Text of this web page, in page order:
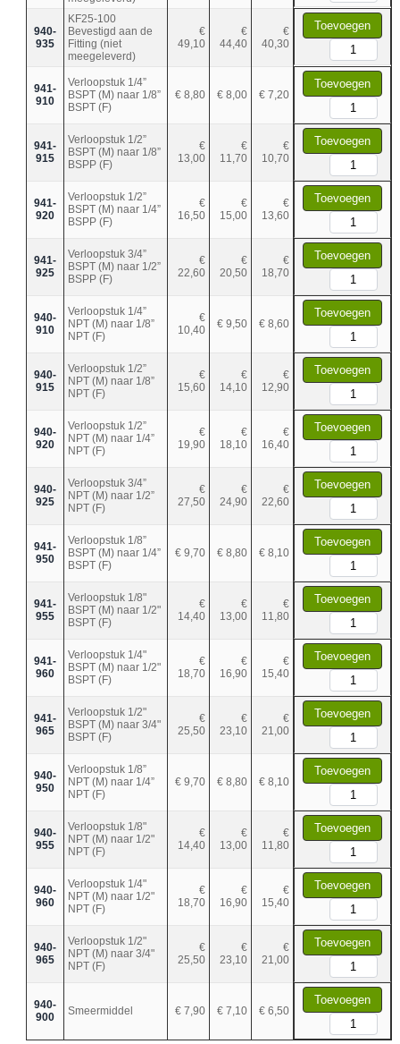
940-
935
KF25-100
Bevestigd aan de
Fitting (niet
meegeleverd)
€
49,10
€
44,40
€
40,30
Toevoegen
941-
910
Verloopstuk 1/4”
BSPT (M) naar 1/8”
BSPT (F)
€ 8,80 € 8,00 € 7,20
Toevoegen
941-
915
Verloopstuk 1/2”
BSPT (M) naar 1/8”
BSPP (F)
€
13,00
€
11,70
€
10,70
Toevoegen
941-
920
Verloopstuk 1/2”
BSPT (M) naar 1/4”
BSPP (F)
€
16,50
€
15,00
€
13,60
Toevoegen
941-
925
Verloopstuk 3/4”
BSPT (M) naar 1/2”
BSPP (F)
€
22,60
€
20,50
€
18,70
Toevoegen
940-
910
Verloopstuk 1/4”
NPT (M) naar 1/8”
NPT (F)
€
10,40
€ 9,50 € 8,60
Toevoegen
940-
915
Verloopstuk 1/2”
NPT (M) naar 1/8”
NPT (F)
€
15,60
€
14,10
€
12,90
Toevoegen
940-
920
Verloopstuk 1/2”
NPT (M) naar 1/4”
NPT (F)
€
19,90
€
18,10
€
16,40
Toevoegen
940-
925
Verloopstuk 3/4”
NPT (M) naar 1/2”
NPT (F)
€
27,50
€
24,90
€
22,60
Toevoegen
941-
950
Verloopstuk 1/8”
BSPT (M) naar 1/4”
BSPT (F)
€ 9,70 € 8,80 € 8,10
Toevoegen
941-
955
Verloopstuk 1/8"
BSPT (M) naar 1/2"
BSPT (F)
€
14,40
€
13,00
€
11,80
Toevoegen
941-
960
Verloopstuk 1/4"
BSPT (M) naar 1/2"
BSPT (F)
€
18,70
€
16,90
€
15,40
Toevoegen
941-
965
Verloopstuk 1/2"
BSPT (M) naar 3/4"
BSPT (F)
€
25,50
€
23,10
€
21,00
Toevoegen
940-
950
Verloopstuk 1/8”
NPT (M) naar 1/4”
NPT (F)
€ 9,70 € 8,80 € 8,10
Toevoegen
940-
955
Verloopstuk 1/8"
NPT (M) naar 1/2"
NPT (F)
€
14,40
€
13,00
€
11,80
Toevoegen
940-
960
Verloopstuk 1/4"
NPT (M) naar 1/2"
NPT (F)
€
18,70
€
16,90
€
15,40
Toevoegen
940-
965
Verloopstuk 1/2"
NPT (M) naar 3/4"
NPT (F)
€
25,50
€
23,10
€
21,00
Toevoegen
940-
900
Smeermiddel € 7,90 € 7,10 € 6,50
Toevoegen